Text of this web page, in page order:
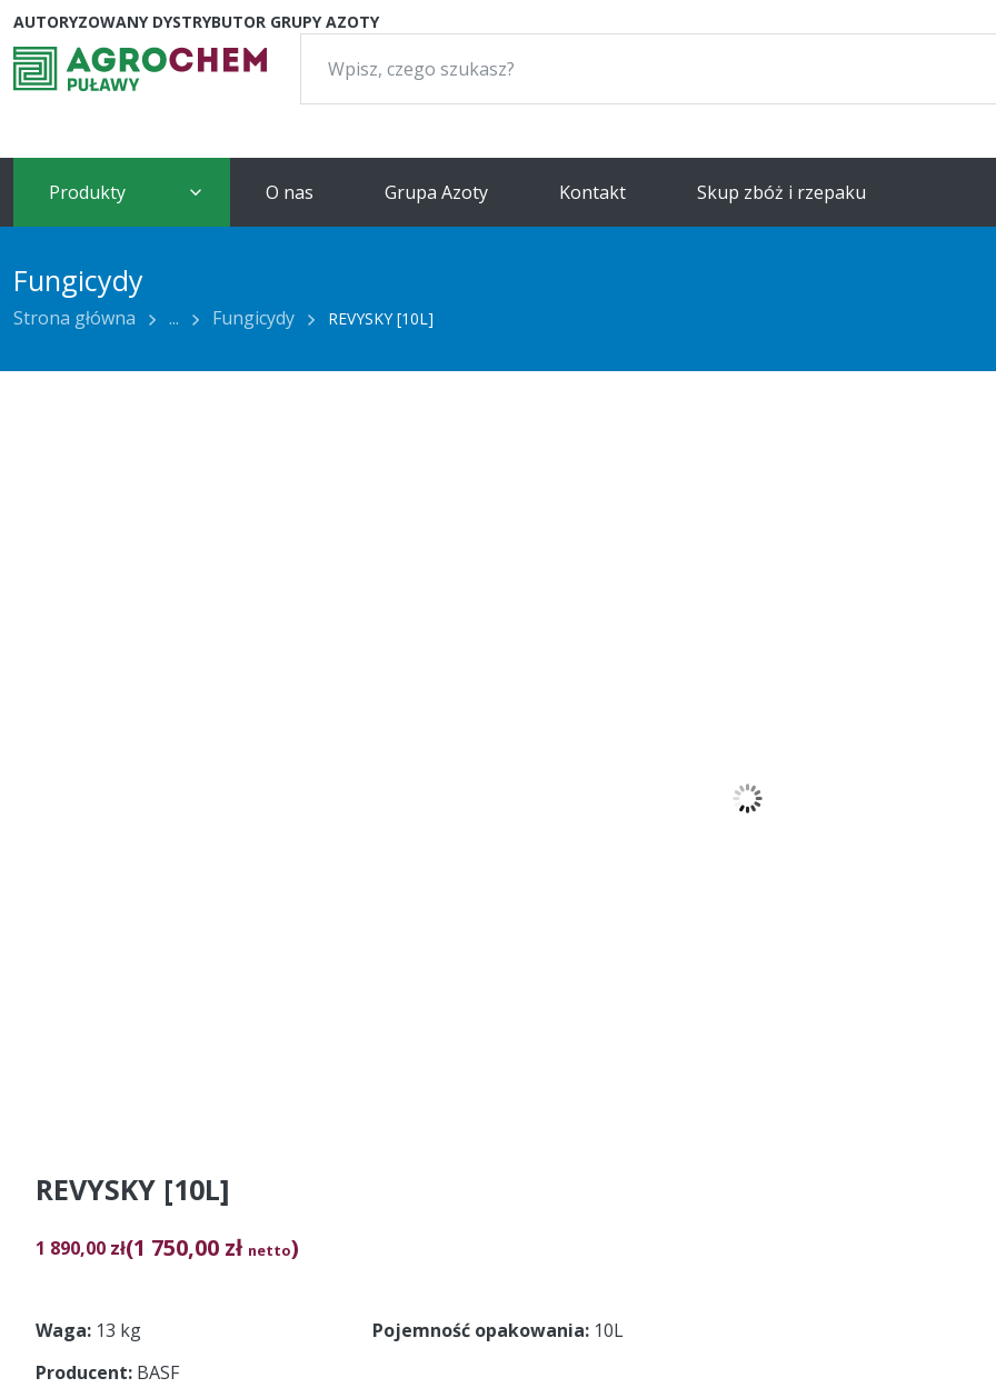
AUTORYZOWANY DYSTRYBUTOR GRUPY AZOTY
Produkty O nas Grupa Azoty Kontakt Skup zbóż i rzepaku
Fungicydy
Strona główna ... Fungicydy REVYSKY [10L]
REVYSKY [10L]
1 890,00 zł(1 750,00 zł netto)
Waga 13 kg
Producent BASF
Pojemność opakowania 10L